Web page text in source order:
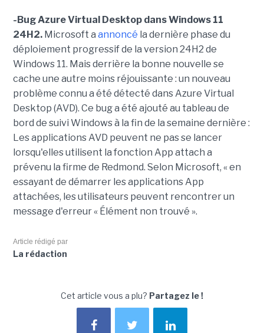
-Bug Azure Virtual Desktop dans Windows 11
24H2.Microsoft a annoncé la dernière phase du
déploiement progressif de la version 24H2 de
Windows 11. Mais derrière la bonne nouvelle se
cache une autre moins réjouissante : un nouveau
problème connu a été détecté dans Azure Virtual
Desktop (AVD). Ce bug a été ajouté au tableau de
bord de suivi Windows à la fin de la semaine dernière :
Les applications AVD peuvent ne pas se lancer
lorsqu'elles utilisent la fonction App attach a
prévenu la firme de Redmond. Selon Microsoft, « en
essayant de démarrer les applications App
attachées, les utilisateurs peuvent rencontrer un
message d'erreur « Élément non trouvé ».
Article rédigé par
La rédaction
Cet article vous a plu? Partagez le !